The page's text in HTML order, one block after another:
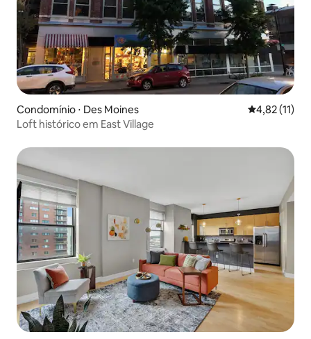
Condomínio ⋅ Des Moines 4,82 de uma
4,82 (11)
Loft histórico em East Village